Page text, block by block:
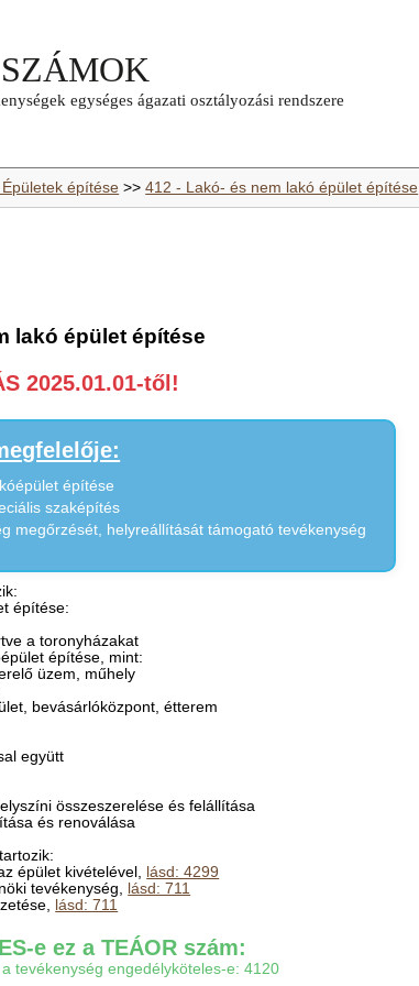
építése >>412 - Lakó- és nem lakó épület építése
lakó épület építése
2025.01.01-től!
építése
szaképítés
megőrzését, helyreállítását támogató tevékenység
építése:
a toronyházakat
építése, mint:
üzem, műhely
bevásárlóközpont, étterem
együtt
összeszerelése és felállítása
és renoválása
épület kivételével, lásd: 4299
tevékenység, lásd: 711
lásd: 711
e ez a TEÁOR szám:
tevékenység engedélyköteles-e: 4120